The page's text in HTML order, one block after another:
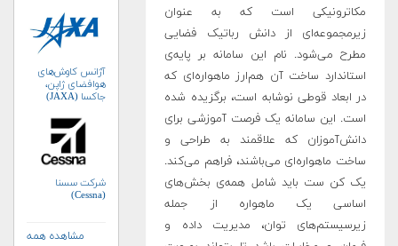
مکاترونیکی است که به عنوان
زیرمجموعه‌ای از دانش رباتیک فضایی
مطرح می‌شود. نام این سامانه بر پایه‌ی
استاندارد ساخت آن هم‌ارز ماهواره‌ای که
در ابعاد قوطی نوشابه است، برگزیده شده
است. این سامانه یک فرصت آموزشی برای
دانش‌آموزان که علاقمند به طراحی و
ساخت ماهواره‌ای می‌باشند، فراهم می‌کند.
یک کن ست باید شامل همه‌ی بخش‌های
اساسی یک ماهواره از جمله
زیرسیستم‌های توان، مدیریت داده و
آژانس کاوش‌های
هوافضای ژاپن،
جاکسا (JAXA)
شرکت سسنا
(Cessna)
مشاهده همه